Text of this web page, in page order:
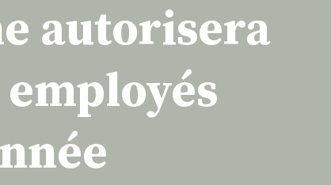
autorisera